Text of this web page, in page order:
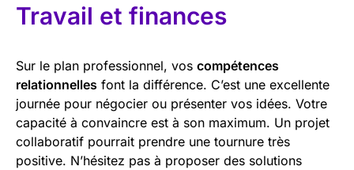
Travail et finances
Sur le plan professionnel, vos compétences
relationnelles font la différence. C’est une excellente
journée pour négocier ou présenter vos idées. Votre
capacité à convaincre est à son maximum. Un projet
collaboratif pourrait prendre une tournure très
positive. N’hésitez pas à proposer des solutions